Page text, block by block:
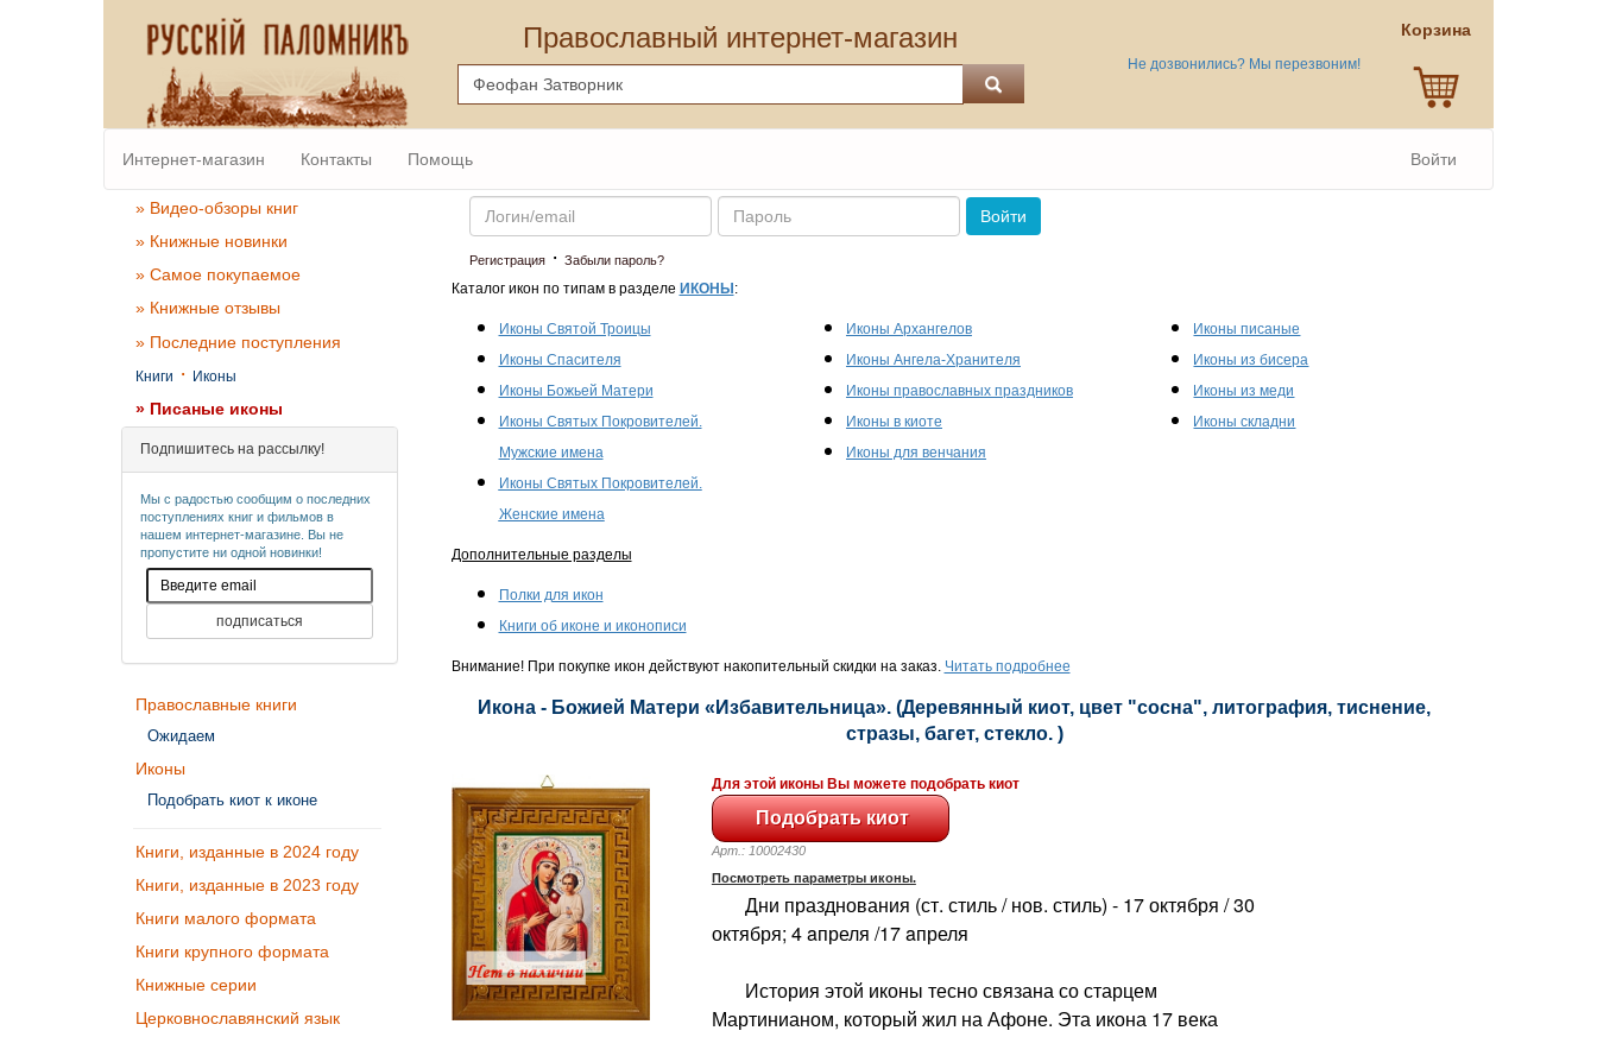
Православный интернет-магазин
Не дозвонились? Мы перезвоним!
Корзина
Интернет-магазин Контакты Помощь Войти
» Видео-обзоры книг
» Книжные новинки
» Самое покупаемое
» Книжные отзывы
» Последние поступления
Книги · Иконы
» Писаные иконы
Подпишитесь на рассылку!
Мы с радостью сообщим о последних
поступлениях книг и фильмов в
нашем интернет-магазине. Вы не
пропустите ни одной новинки!
Православные книги
Ожидаем
Иконы
Подобрать киот к иконе
Книги, изданные в 2024 году
Книги, изданные в 2023 году
Книги малого формата
Книги крупного формата
Книжные серии
Церковнославянский язык
Email Пароль
Войти
Регистрация· Забыли пароль?
Каталог икон по типам в разделе ИКОНЫ :
Иконы Святой Троицы
Иконы Спасителя
Иконы Божьей Матери
Иконы Святых Покровителей.
Мужские имена
Иконы Святых Покровителей.
Женские имена
Иконы Архангелов
Иконы Ангела-Хранителя
Иконы православных праздников
Иконы в киоте
Иконы для венчания
Иконы писаные
Иконы из бисера
Иконы из меди
Иконы складни
Дополнительные разделы
Полки для икон
Книги об иконе и иконописи
Внимание! При покупке икон действуют накопительный скидки на заказ. Читать подробнее
Икона - Божией Матери «Избавительница». (Деревянный киот, цвет "сосна", литография, тиснение,
стразы, багет, стекло. )
Для этой иконы Вы можете подобрать киот
Арт.: 10002430
Посмотреть параметры иконы.
Дни празднования (ст. стиль / нов. стиль) - 17 октября / 30
октября; 4 aпреля /17 aпреля
История этой иконы тесно связана со старцем
Мартинианом, который жил на Афоне. Эта икона 17 века